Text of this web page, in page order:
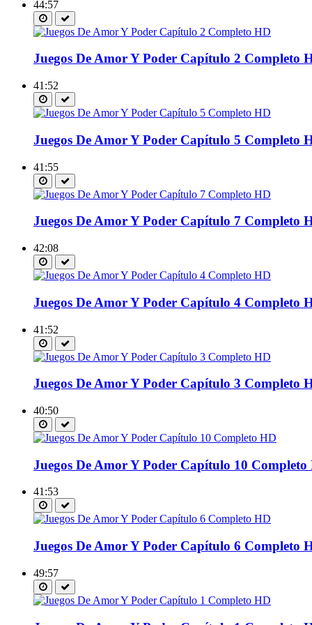
44:57
Juegos De Amor Y Poder Capítulo 2 Completo
41:52
Juegos De Amor Y Poder Capítulo 5 Completo
41:55
Juegos De Amor Y Poder Capítulo 7 Completo
42:08
Juegos De Amor Y Poder Capítulo 4 Completo
41:52
Juegos De Amor Y Poder Capítulo 3 Completo
40:50
Juegos De Amor Y Poder Capítulo 10 Completo
41:53
Juegos De Amor Y Poder Capítulo 6 Completo
49:57